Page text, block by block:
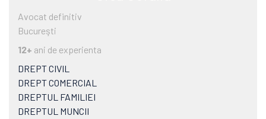
Avocat definitiv
Bucureşti
12+ ani de experienta
DREPT CIVIL
DREPT COMERCIAL
DREPTUL FAMILIEI
DREPTUL MUNCII